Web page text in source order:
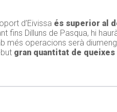
d’Eivissa és superior al
fins Dilluns de Pasqua, hi
més operacions serà
gran quantitat de